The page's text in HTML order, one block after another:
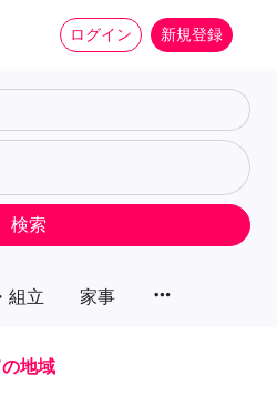
ログイン 新規登録
組立 家事 more_horiz
検索
地域